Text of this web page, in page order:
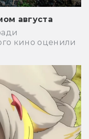
августа
кино оценили